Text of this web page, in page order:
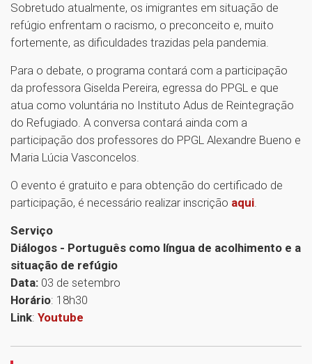
Sobretudo atualmente, os imigrantes em situação de
refúgio enfrentam o racismo, o preconceito e, muito
fortemente, as dificuldades trazidas pela pandemia.
Para o debate, o programa contará com a participação
da professora Giselda Pereira, egressa do PPGL e que
atua como voluntária no Instituto Adus de Reintegração
do Refugiado. A conversa contará ainda com a
participação dos professores do PPGL Alexandre Bueno e
Maria Lúcia Vasconcelos.
O evento é gratuito e para obtenção do certificado de
participação, é necessário realizar inscrição aqui.
Serviço
Diálogos - Português como língua de acolhimento e a
situação de refúgio
Data: 03 de setembro
Horário: 18h30
Link: Youtube